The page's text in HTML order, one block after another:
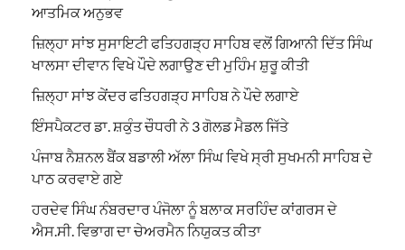
ਆਤਮਿਕ ਅਨੁਭਵ
ਜ਼ਿਲ੍ਹਾ ਸਾਂਝ ਸੁਸਾਇਟੀ ਫਤਿਹਗੜ੍ਹ ਸਾਹਿਬ ਵਲੋਂ ਗਿਆਨੀ ਦਿੱਤ ਸਿੰਘ
ਖਾਲਸਾ ਦੀਵਾਨ ਵਿਖੇ ਪੌਦੇ ਲਗਾਉਣ ਦੀ ਮੁਹਿੰਮ ਸ਼ੁਰੂ ਕੀਤੀ
ਜ਼ਿਲ੍ਹਾ ਸਾਂਝ ਕੇਂਦਰ ਫਤਿਹਗੜ੍ਹ ਸਾਹਿਬ ਨੇ ਪੌਦੇ ਲਗਾਏ
ਇੰਸਪੈਕਟਰ ਡਾ. ਸ਼ਕੁੰਤ ਚੌਧਰੀ ਨੇ 3 ਗੋਲਡ ਮੈਡਲ ਜਿੱਤੇ
ਪੰਜਾਬ ਨੈਸ਼ਨਲ ਬੈਂਕ ਬਡਾਲੀ ਅੱਲਾ ਸਿੰਘ ਵਿਖੇ ਸ੍ਰੀ ਸੁਖਮਨੀ ਸਾਹਿਬ ਦੇ
ਪਾਠ ਕਰਵਾਏ ਗਏ
ਹਰਦੇਵ ਸਿੰਘ ਨੰਬਰਦਾਰ ਪੰਜੋਲਾ ਨੂੰ ਬਲਾਕ ਸਰਹਿੰਦ ਕਾਂਗਰਸ ਦੇ
ਐਸ.ਸੀ. ਵਿਭਾਗ ਦਾ ਚੇਅਰਮੈਨ ਨਿਯੁਕਤ ਕੀਤਾ